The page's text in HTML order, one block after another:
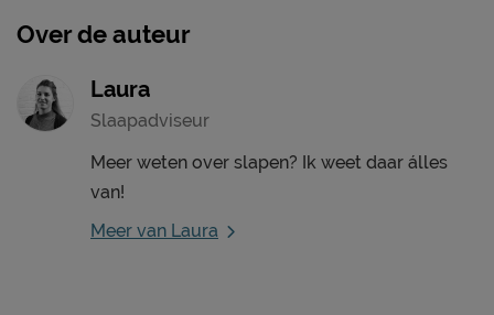
Over de auteur
Laura
Slaapadviseur
Meer weten over slapen? Ik weet daar álles
van!
Meer van Laura